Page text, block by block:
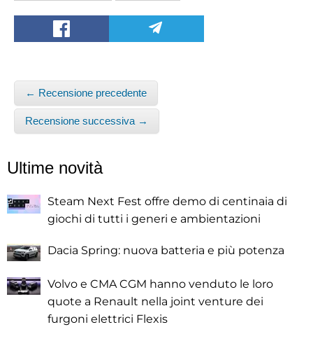
← Recensione precedente
Recensione successiva →
Ultime novità
Steam Next Fest offre demo di centinaia di
giochi di tutti i generi e ambientazioni
Dacia Spring: nuova batteria e più potenza
Volvo e CMA CGM hanno venduto le loro
quote a Renault nella joint venture dei
furgoni elettrici Flexis